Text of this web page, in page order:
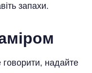
запахи.
говорити, надайте